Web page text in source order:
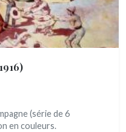
(1863 1916)
(série de 6
en couleurs.